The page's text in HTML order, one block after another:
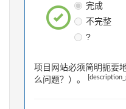
完成
不完整
?
项目网站必须简明扼要
么问题？）。